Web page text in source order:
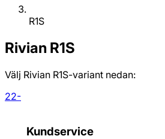
R1S
Rivian R1S
Välj Rivian R1S-variant nedan:
22-
Kundservice